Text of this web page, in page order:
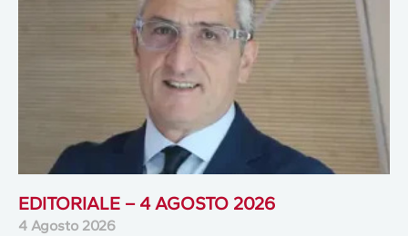
EDITORIALE – 4 AGOSTO 2026
4 Agosto 2026